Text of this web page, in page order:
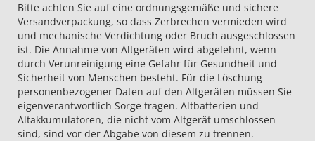
Bitte achten Sie auf eine ordnungsgemäße und sichere
Versandverpackung, so dass Zerbrechen vermieden wird
und mechanische Verdichtung oder Bruch ausgeschlossen
ist. Die Annahme von Altgeräten wird abgelehnt, wenn
durch Verunreinigung eine Gefahr für Gesundheit und
Sicherheit von Menschen besteht. Für die Löschung
personenbezogener Daten auf den Altgeräten müssen Sie
eigenverantwortlich Sorge tragen. Altbatterien und
Altakkumulatoren, die nicht vom Altgerät umschlossen
sind, sind vor der Abgabe von diesem zu trennen.